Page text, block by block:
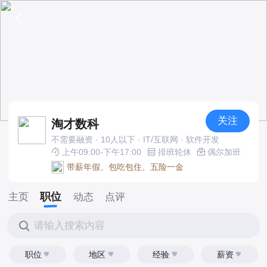
淘才数科 关注
不需要融资 · 10人以下 · IT/互联网 · 软件开发
上午09:00-下午17:00
排班轮休
偶尔加班
带薪年假、包吃包住、五险一金
主页 职位 动态 点评
请输入搜索内容
职位 地区 经验 薪资